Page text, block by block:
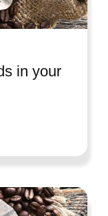
in your